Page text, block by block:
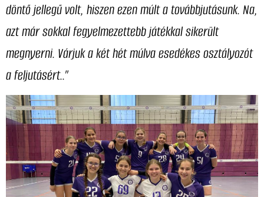
döntő jellegű volt, hiszen ezen múlt a továbbjutásunk. Na,
azt már sokkal fegyelmezettebb játékkal sikerült
megnyerni. Várjuk a két hét múlva esedékes osztályozót
a feljutásért..”